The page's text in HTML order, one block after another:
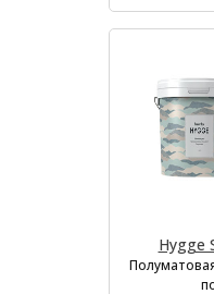
Hygge